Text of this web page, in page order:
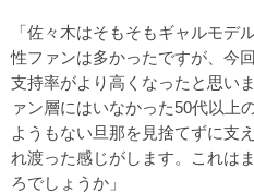
「佐々木はそもそもギャルモデ
性ファンは多かったですが、今
支持率がより高くなったと思い
ァン層にはいなかった50代以上
ようもない旦那を見捨てずに支
れ渡った感じがします。これは
ろでしょうか」